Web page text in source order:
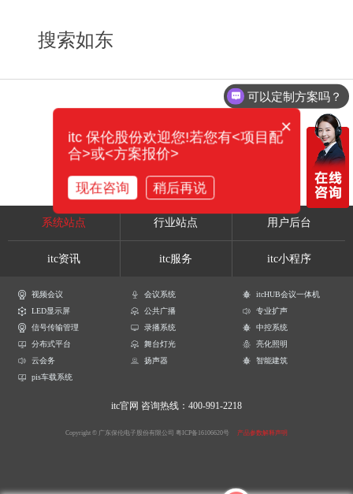
搜索如东
系统站点 行业站点 用户后台
itc资讯 itc服务 itc小程序
视频会议 会议系统
itcHUB会议一体机
LED显示屏
公共广播
专业扩声
信号传输管理
录播系统
中控系统
分布式平台
舞台灯光
亮化照明
云会务
扬声器
智能建筑
pis车载系统
itc官网 咨询热线：400-991-2218
Copyright © 广东保伦电子股份有限公司 粤ICP备16106620号 产品参数解释声明
可以定制方案吗？
×
itc 保伦股份欢迎您!若您有<项目配
合>或<方案报价>
现在咨询 稍后再说